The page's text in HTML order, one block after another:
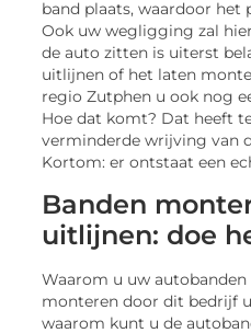
band plaats, waardoor
Ook uw wegligging zal
de auto zitten is uiterst
uitlijnen of het laten
regio Zutphen u ook nog
Hoe dat komt? Dat heeft
verminderde wrijving van
Kortom: er ontstaat een
Banden
uitlijnen: doe
Waarom u uw
monteren door dit bedrijf
waarom kunt u de